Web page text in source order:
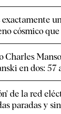
exactamente
cósmico
Charles
en dos: 57
de la red
paradas y